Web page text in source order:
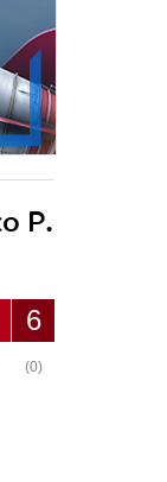
P.
6
(0)